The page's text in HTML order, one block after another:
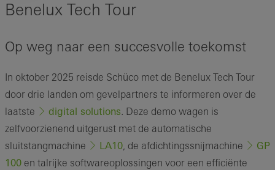
Benelux Tech Tour
Op weg naar een succesvolle toekomst
In oktober 2025 reisde Schüco met de Benelux Tech Tour
door drie landen om gevelpartners te informeren over de
laatste
digital solutions. Deze demo wagen is
zelfvoorzienend uitgerust met de automatische
sluitstangmachine
LA10 de afdichtingssnijmachine
GP
100 en talrijke softwareoplossingen voor een efficiënte